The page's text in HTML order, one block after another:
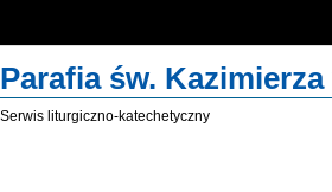
… aby każdy, kto w Niego wierzy, nie zginął,
Parafia św.
Serwis liturgiczno-katechetyczny